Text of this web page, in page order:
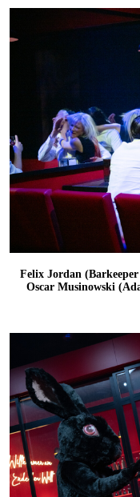
Felix Jordan
Oscar Musinowski